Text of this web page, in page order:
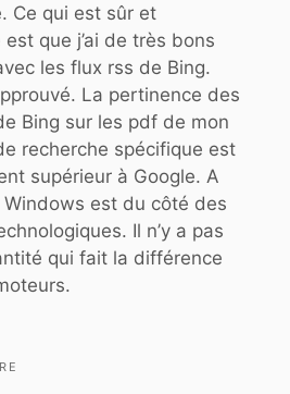
Ce qui est sûr et
est que j’ai de très bons
les flux rss de Bing.
La pertinence des
Bing sur les pdf de mon
recherche spécifique est
supérieur à Google. A
Windows est du côté des
Il n’y a pas
qui fait la différence